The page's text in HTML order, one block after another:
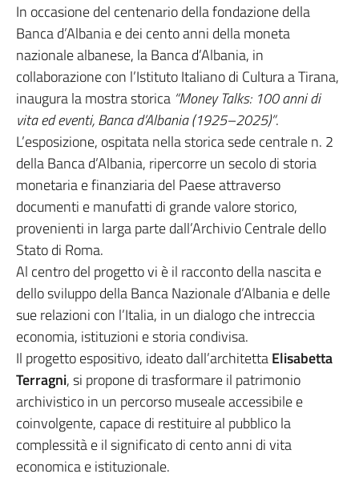
In occasione del centenario della fondazione della
Banca d’Albania e dei cento anni della moneta
nazionale albanese, la Banca d’Albania, in
collaborazione con l’Istituto Italiano di Cultura a Tirana,
inaugura la mostra storica “Money Talks: 100 anni di
vita ed eventi, Banca d’Albania (1925–2025)”.
L’esposizione, ospitata nella storica sede centrale n. 2
della Banca d’Albania, ripercorre un secolo di storia
monetaria e finanziaria del Paese attraverso
documenti e manufatti di grande valore storico,
provenienti in larga parte dall’Archivio Centrale dello
Stato di Roma.
Al centro del progetto vi è il racconto della nascita e
dello sviluppo della Banca Nazionale d’Albania e delle
sue relazioni con l’Italia, in un dialogo che intreccia
economia, istituzioni e storia condivisa.
Il progetto espositivo, ideato dall’architettaElisabetta
Terragni, si propone di trasformare il patrimonio
archivistico in un percorso museale accessibile e
coinvolgente, capace di restituire al pubblico la
complessità e il significato di cento anni di vita
economica e istituzionale.